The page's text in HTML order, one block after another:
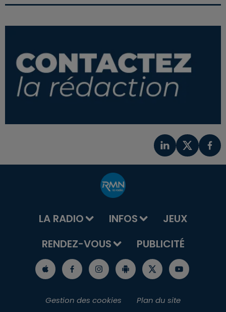
LA RADIO INFOS
JEUX
RENDEZ-VOUS
PUBLICITÉ
Gestion des cookies Plan du site